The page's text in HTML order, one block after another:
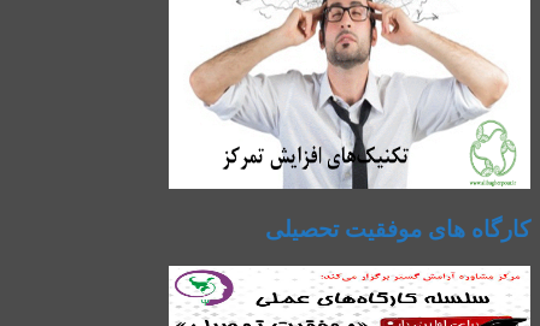
کارگاه های موفقیت تحصیلی